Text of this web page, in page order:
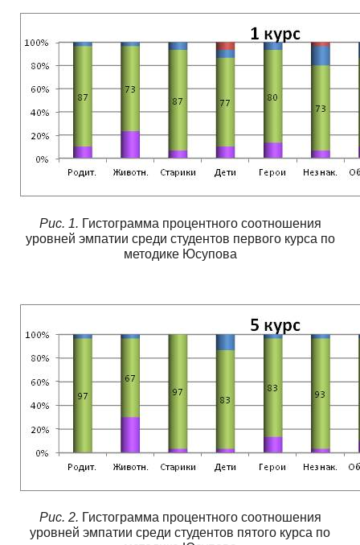
Рис. 1. Гистограмма процентного соотношения
уровней эмпатии среди студентов первого курса по
методике Юсупова
Рис. 2. Гистограмма процентного соотношения
уровней эмпатии среди студентов пятого курса по